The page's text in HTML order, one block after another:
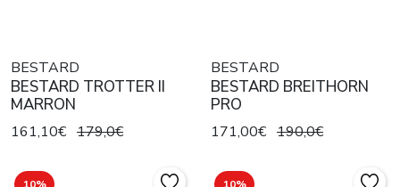
BESTARD
BESTARD TROTTER II
MARRON
161,10€ 179,0€
BESTARD
BESTARD BREITHORN
PRO
171,00€ 190,0€